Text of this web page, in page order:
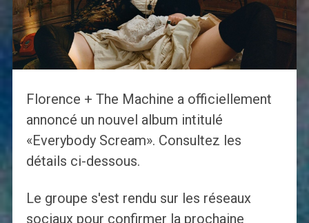
Florence + The Machine a officiellement
annoncé un nouvel album intitulé
«Everybody Scream». Consultez les
détails ci-dessous.
Le groupe s'est rendu sur les réseaux
sociaux pour confirmer la prochaine